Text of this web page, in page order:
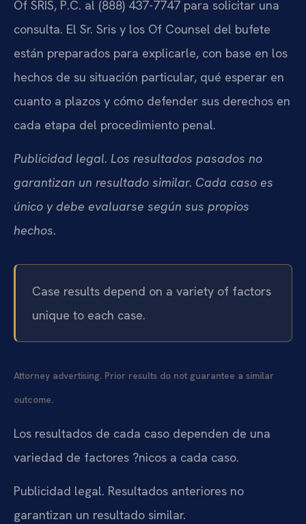
Of SRIS, P.C. al (888) 437-7747 para solicitar una
consulta. El Sr. Sris y los Of Counsel del bufete
están preparados para explicarle, con base en los
hechos de su situación particular, qué esperar en
cuanto a plazos y cómo defender sus derechos en
cada etapa del procedimiento penal.
Publicidad legal. Los resultados pasados no
garantizan un resultado similar. Cada caso es
único y debe evaluarse según sus propios
hechos.
Case results depend on a variety of factors
unique to each case.
Attorney advertising. Prior results do not guarantee a similar
outcome.
Los resultados de cada caso dependen de una
variedad de factores ?nicos a cada caso.
Publicidad legal. Resultados anteriores no
garantizan un resultado similar.